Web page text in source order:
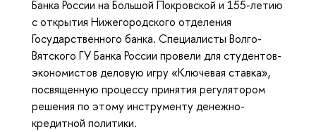
Банка России на Большой Покровской и 155-летию
с открытия Нижегородского отделения
Государственного банка. Специалисты Волго-
Вятского ГУ Банка России провели для студентов-
экономистов деловую игру «Ключевая ставка»,
посвященную процессу принятия регулятором
решения по этому инструменту денежно-
кредитной политики.